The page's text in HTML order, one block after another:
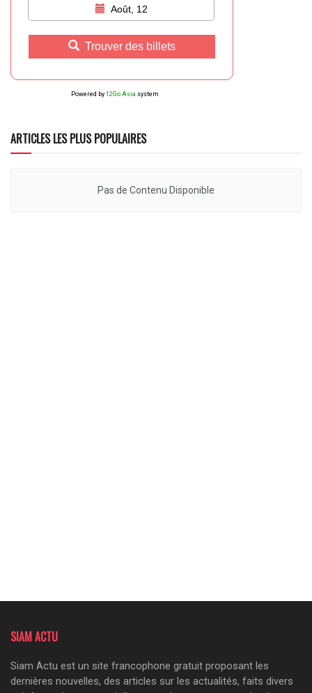
Août, 12
Trouver des billets
Powered by 12Go Asia system
ARTICLES LES PLUS POPULAIRES
Pas de Contenu Disponible
SIAM ACTU
Siam Actu est un site francophone gratuit proposant les
dernières nouvelles, des articles sur les actualités, faits divers